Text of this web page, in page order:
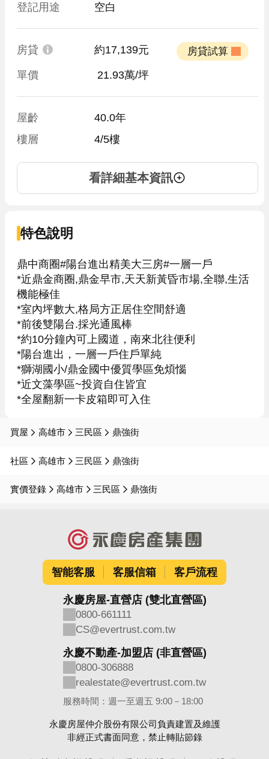
登記用途
空白
房貸 約17,139元
單價 21.93萬/坪
屋齡
40.0年
樓層
4/5樓
看詳細基本資訊
特色說明
鼎中商圈#陽台進出精美大三房#一層一戶
*近鼎金商圈,鼎金早市,天天新黃昏市場,全聯,生活
機能極佳
*室內坪數大,格局方正居住空間舒適
*前後雙陽台.採光通風棒
*約10分鐘內可上國道，南來北往便利
*陽台進出，一層一戶住戶單純
*獅湖國小/鼎金國中優質學區免煩惱
*近文藻學區~投資自住皆宜
*全屋翻新一卡皮箱即可入住
買屋 高雄市 三民區 鼎強街
社區 高雄市 三民區 鼎強街
實價登錄 高雄市 三民區 鼎強街
智能客服 客服信箱 客戶流程
永慶房屋-直營店 (雙北直營區)
0800-661111
CS@evertrust.com.tw
永慶不動產-加盟店 (非直營區)
0800-306888
realestate@evertrust.com.tw
服務時間：週一至週五 9:00－18:00
永慶房屋仲介股份有限公司負責建置及維護
非經正式書面同意，禁止轉貼節錄